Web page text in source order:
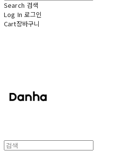
Search 검색
Log In 로그인
Cart장바구니